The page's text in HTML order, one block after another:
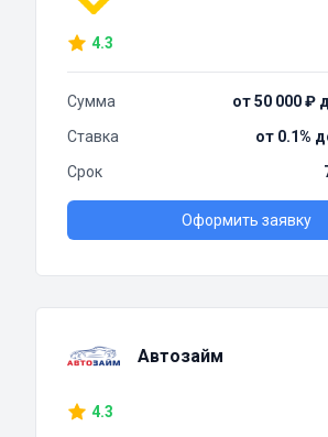
4.3
Сумма
от 50 000 ₽
Ставка
от 0.1%
Срок
Оформить заявку
Автозайм
4.3